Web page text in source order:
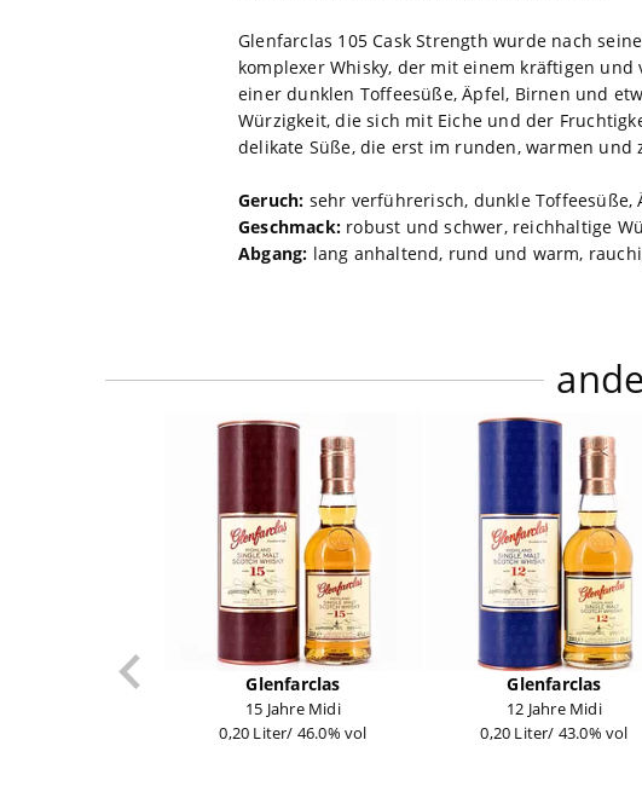
Glenfarclas 105 Cask Strength wurde nach
komplexer Whisky, der mit einem kräftigen
einer dunklen Toffeesüße, Äpfel, Birnen und
Würzigkeit, die sich mit Eiche und der
delikate Süße, die erst im runden, warmen
Geruch: sehr verführerisch, dunkle Toffeesüße,
Geschmack: robust und schwer, reichhaltige
Abgang: lang anhaltend, rund und warm,
Glenfarclas
15 Jahre Midi
0,20 Liter/ 46.0% vol
Glenfarclas
12 Jahre Midi
0,20 Liter/ 43.0% vol